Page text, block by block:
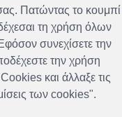
Πατώντας το κουμπί
τη χρήση όλων
συνεχίσετε την
την χρήση
και άλλαξε τις
των cookies".
Cookies
πλέον μπορούμε
διευκολύνουν την
ένα Click.